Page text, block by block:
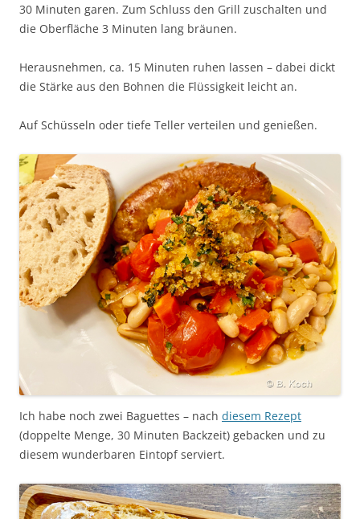
30 Minuten garen. Zum Schluss den Grill zuschalten und
die Oberfläche 3 Minuten lang bräunen.
Herausnehmen, ca. 15 Minuten ruhen lassen – dabei dickt
die Stärke aus den Bohnen die Flüssigkeit leicht an.
Auf Schüsseln oder tiefe Teller verteilen und genießen.
Ich habe noch zwei Baguettes – nach diesem Rezept
(doppelte Menge, 30 Minuten Backzeit) gebacken und zu
diesem wunderbaren Eintopf serviert.